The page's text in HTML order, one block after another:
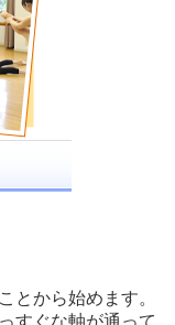
とから始めます。